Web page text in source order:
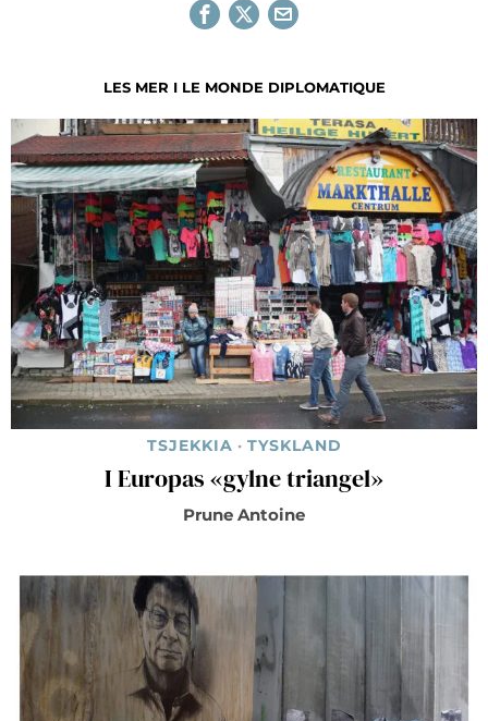
LES MER I LE MONDE DIPLOMATIQUE
TSJEKKIA · TYSKLAND
I Europas «gylne triangel»
Prune Antoine